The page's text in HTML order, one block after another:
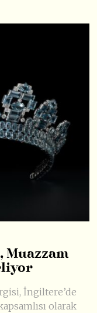
Muazzam
İngiltere’de
olarak